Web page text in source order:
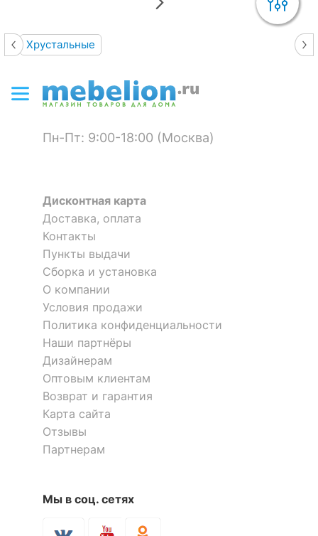
Хрустальные
Пн-Пт: 9:00-18:00 (Москва)
Дисконтная карта
Доставка, оплата
Контакты
Пункты выдачи
Сборка и установка
О компании
Условия продажи
Политика конфиденциальности
Наши партнёры
Дизайнерам
Оптовым клиентам
Возврат и гарантия
Карта сайта
Отзывы
Партнерам
Мы в соц. сетях